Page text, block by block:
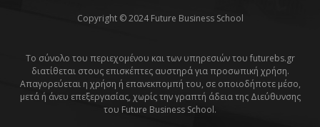
Copyright © 2024 Future Business School
Το σύνολο του περιεχομένου και των υπηρεσιών του futurebs.gr
διατίθεται στους επισκέπτες αυστηρά για προσωπική χρήση.
Απαγορεύεται η χρήση ή επανεκπομπή του, σε οποιοδήποτε μέσο,
μετά ή άνευ επεξεργασίας, χωρίς την γραπτή άδεια της Διεύθυνσης
του Future Business School.